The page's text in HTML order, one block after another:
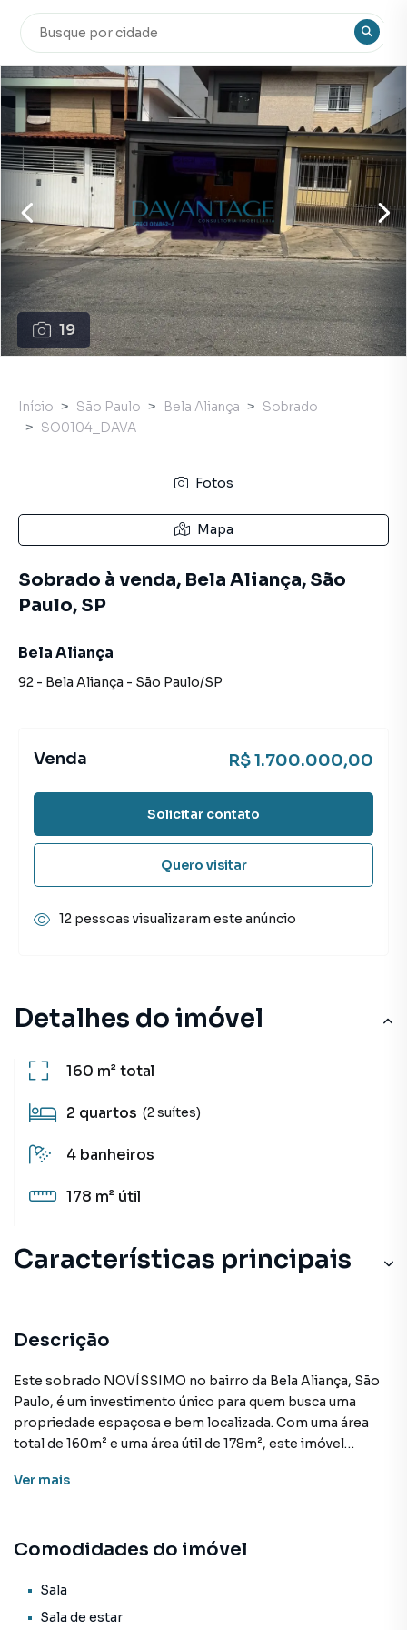
19
Detalhes do imóvel
160 m²total
2 quartos (2 suítes)
4 banheiros
178 m² útil
Características principais
Descrição
Este sobrado NOVÍSSIMO no bairro da Bela Aliança, São
Paulo, é um investimento único para quem busca uma
propriedade espaçosa e bem localizada. Com uma área
total de 160m² e uma área útil de 178m², este imóvel
pisos em porcelanato e vinílico conferem sofisticação e
facilidade no preparo das refeições, enquanto a lavanderia
oferece comodidade na realização das tarefas domésticas,
Ver mais
Comodidades do imóvel
Sala
Sala de estar
Início São Paulo Bela Aliança
Sobrado
SO0104_DAVA
Fotos
Mapa
Sobrado à venda, Bela Aliança, São
Paulo, SP
Bela Aliança
92 - Bela Aliança - São Paulo/SP
Venda R$ 1.700.000,00
Solicitar contato
Quero visitar
12 pessoas visualizaram este anúncio